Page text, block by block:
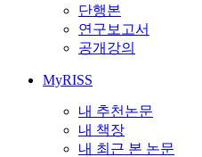
단행본
연구보고서
공개강의
MyRISS
내 추천논문
내 책장
내 최근 본 논문